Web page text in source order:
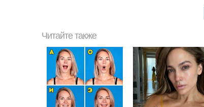
Читайте также